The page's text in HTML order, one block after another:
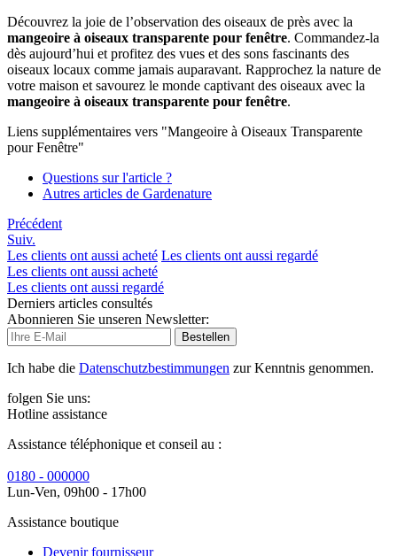
Découvrez la joie de l’observation des oiseaux de près avec la
mangeoire à oiseaux transparente pour fenêtre. Commandez-la
dès aujourd’hui et profitez des vues et des sons fascinants des
oiseaux locaux comme jamais auparavant. Rapprochez la nature de
votre maison et savourez le monde captivant des oiseaux avec la
mangeoire à oiseaux transparente pour fenêtre.
Liens supplémentaires vers "Mangeoire à Oiseaux Transparente
pour Fenêtre"
Questions sur l'article ?
Autres articles de Gardenature
Précédent
Suiv.
Les clients ont aussi acheté Les clients ont aussi regardé
Les clients ont aussi acheté
Les clients ont aussi regardé
Derniers articles consultés
Abonnieren Sie unseren Newsletter:
Bestellen
Ich habe die Datenschutzbestimmungen zur Kenntnis genommen.
folgen Sie uns:
Hotline assistance
Assistance téléphonique et conseil au :
0180 - 000000
Lun-Ven, 09h00 - 17h00
Assistance boutique
Devenir fournisseur